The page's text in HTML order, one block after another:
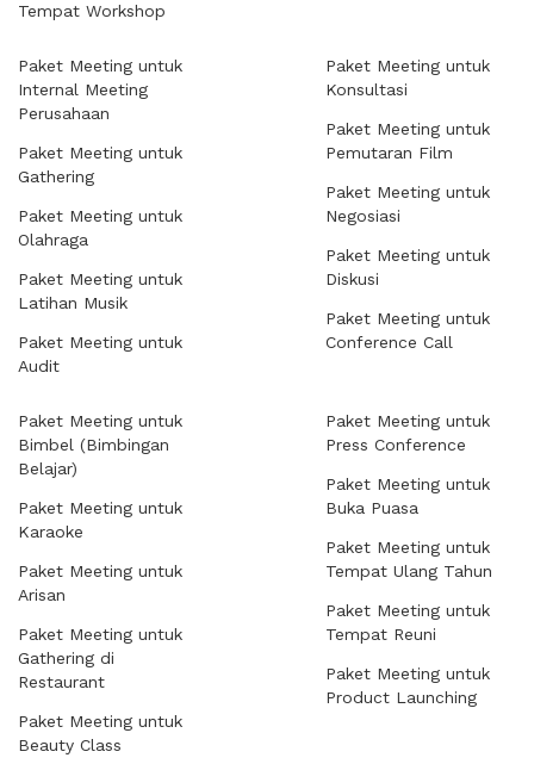
Tempat Workshop
Paket Meeting untuk
Internal Meeting
Perusahaan
Paket Meeting untuk
Gathering
Paket Meeting untuk
Olahraga
Paket Meeting untuk
Latihan Musik
Paket Meeting untuk
Audit
Paket Meeting untuk
Konsultasi
Paket Meeting untuk
Pemutaran Film
Paket Meeting untuk
Negosiasi
Paket Meeting untuk
Diskusi
Paket Meeting untuk
Conference Call
Paket Meeting untuk
Bimbel (Bimbingan
Belajar)
Paket Meeting untuk
Karaoke
Paket Meeting untuk
Arisan
Paket Meeting untuk
Gathering di
Restaurant
Paket Meeting untuk
Beauty Class
Paket Meeting untuk
Press Conference
Paket Meeting untuk
Buka Puasa
Paket Meeting untuk
Tempat Ulang Tahun
Paket Meeting untuk
Tempat Reuni
Paket Meeting untuk
Product Launching